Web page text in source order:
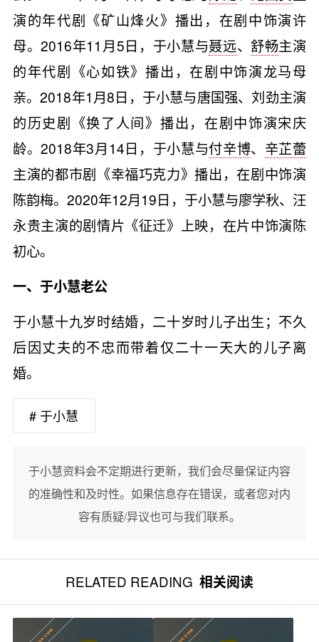
演的年代剧《矿山烽火》播出，在剧中饰演许
母。2016年11月5日，于小慧与聂远、舒畅主演
的年代剧《心如铁》播出，在剧中饰演龙马母
亲。2018年1月8日，于小慧与唐国强、刘劲主演
的历史剧《换了人间》播出，在剧中饰演宋庆
龄。2018年3月14日，于小慧与付辛博、 辛芷蕾
主演的都市剧《幸福巧克力》播出，在剧中饰演
陈韵梅。2020年12月19日，于小慧与廖学秋、汪
永贵主演的剧情片《征迁》上映，在片中饰演陈
初心。
一、于小慧老公
于小慧十九岁时结婚，二十岁时儿子出生；不久
后因丈夫的不忠而带着仅二十一天大的儿子离
婚。
# 于小慧
于小慧资料会不定期进行更新，我们会尽量保证内容
的准确性和及时性。如果信息存在错误，或者您对内
容有质疑/异议也可与我们联系。
RELATED READING 相关阅读